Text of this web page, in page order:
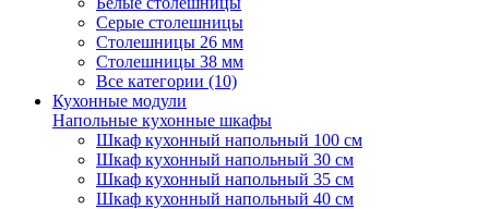
Серые столешницы
Столешницы 26 мм
Столешницы 38 мм
Все категории (10)
Кухонные модули
Напольные кухонные шкафы
Шкаф кухонный напольный 100 см
Шкаф кухонный напольный 30 см
Шкаф кухонный напольный 35 см
Шкаф кухонный напольный 40 см